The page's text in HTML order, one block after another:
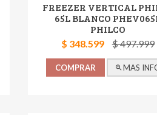
FREEZER VERTICAL
65L BLANCO
PHILCO
$ 348.599 $ 497.999
COMPRAR MAS